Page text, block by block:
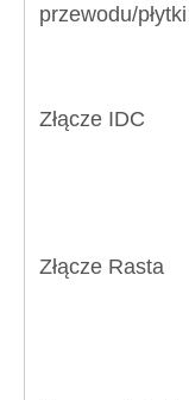
przewodu/płytki
Złącze IDC
Złącze Rasta